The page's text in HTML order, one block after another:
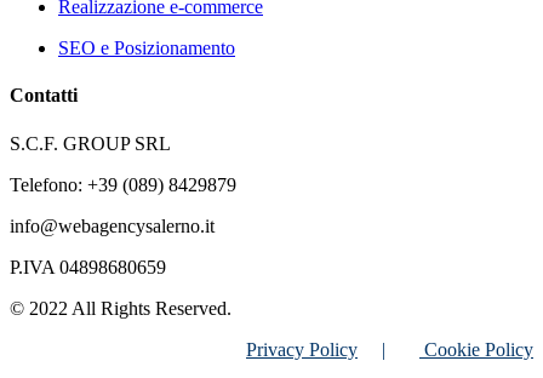
Realizzazione e-commerce
SEO e Posizionamento
Contatti
S.C.F. GROUP SRL
Telefono: +39 (089) 8429879
info@webagencysalerno.it
P.IVA 04898680659
© 2022 All Rights Reserved.
Privacy Policy |
Cookie Policy